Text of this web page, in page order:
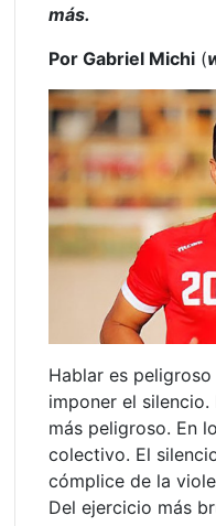
más.
Por Gabriel Michi (
Hablar es
imponer el
más peligroso. En
colectivo. El
cómplice de la
Del ejercicio más